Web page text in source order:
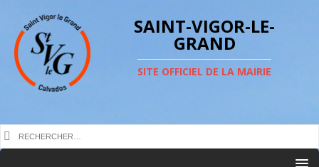
SAINT-VIGOR-LE-
GRAND
SITE OFFICIEL DE LA MAIRIE